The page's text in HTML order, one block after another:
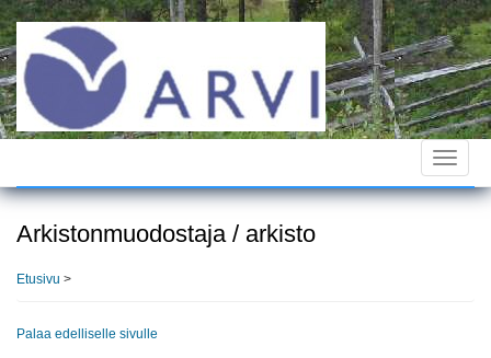
Hyppää
pääsisältöön
Toggle
Arkistonmuodostaja / arkisto
Etusivu >
Palaa edelliselle sivulle